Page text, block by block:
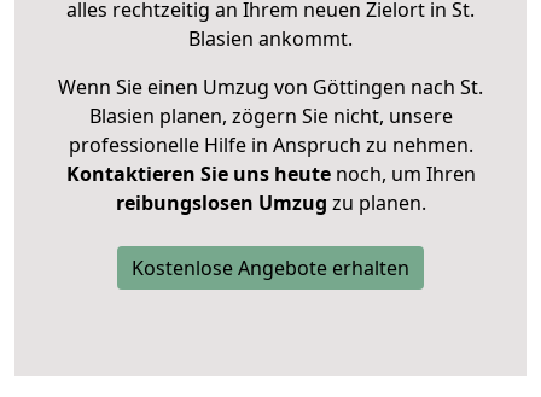
alles rechtzeitig an Ihrem neuen Zielort in St.
Blasien ankommt.
Wenn Sie einen Umzug von Göttingen nach St.
Blasien planen, zögern Sie nicht, unsere
professionelle Hilfe in Anspruch zu nehmen.
Kontaktieren Sie uns heutenoch, um Ihren
reibungslosen Umzug zu planen.
Kostenlose Angebote erhalten